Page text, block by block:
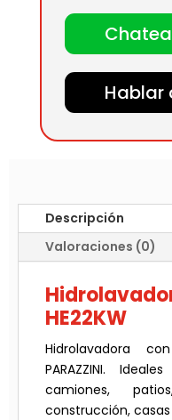
Hablar
Descripción
Valoraciones (0)
HE22KW
Hidrolavadora
PARAZZINI.
camiones,
construcción,